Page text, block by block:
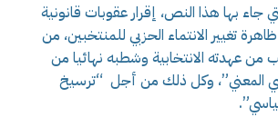
جاء بها هذا النص، إقرار عقوبات قانونية
تغيير الانتماء الحزبي للمنتخبين، من
من عهدته الانتخابية وشطبه نهائيا من
المعني”، وكل ذلك من أجل “ترسيخ